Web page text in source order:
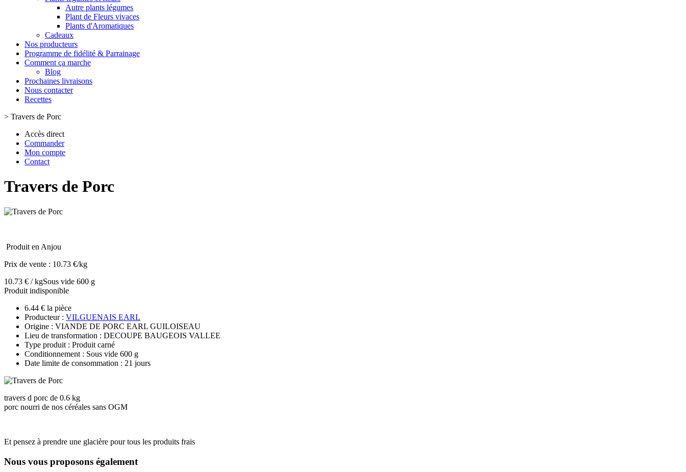
Autre plants légumes
Plant de Fleurs vivaces
Plants d'Aromatiques
Cadeaux
Nos producteurs
Programme de fidélité & Parrainage
Comment ça marche
Blog
Prochaines livraisons
Nous contacter
Recettes
> Travers de Porc
Accès direct
Commander
Mon compte
Contact
Travers de Porc
Produit en Anjou
Prix de vente : 10.73 €/kg
10.73 € / kgSous vide 600 g
Produit indisponible
6.44 € la pièce
Producteur : VILGUENAIS EARL
Origine : VIANDE DE PORC EARL GUILOISEAU
Lieu de transformation : DECOUPE BAUGEOIS VALLEE
Type produit : Produit carné
Conditionnement : Sous vide 600 g
Date limite de consommation : 21 jours
travers d porc de 0.6 kg
porc nourri de nos céréales sans OGM
Et pensez à prendre une glacière pour tous les produits frais
Nous vous proposons également